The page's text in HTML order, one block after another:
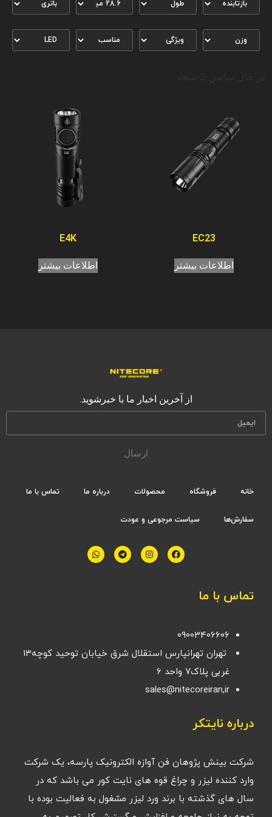
EC23
اطلاعات بیشتر
E4K
اطلاعات بیشتر
از آخرین اخبار ما با خبرشوید.
ارسال
خانه فروشگاه محصولات درباره ما تماس با ما
سفارش‌ها سیاست مرجوعی و عودت
تماس با ما
09003406606
تهران تهرانپارس استقلال شرق خیابان توحید کوچه۱۳
غربی پلاک۷ واحد ۶
sales@nitecoreiran,ir
درباره نایتکر
شرکت بینش پژوهان فن آوازه الکترونیک پارسه، یک شرکت
وارد کننده لیزر و چراغ قوه های نایت کور می باشد که در
سال های گذشته با برند ورد لیزر مشغول به فعالیت بوده با